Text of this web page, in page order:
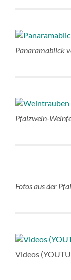
Panaramablick
Pfalzwein-
Fotos aus der
Videos